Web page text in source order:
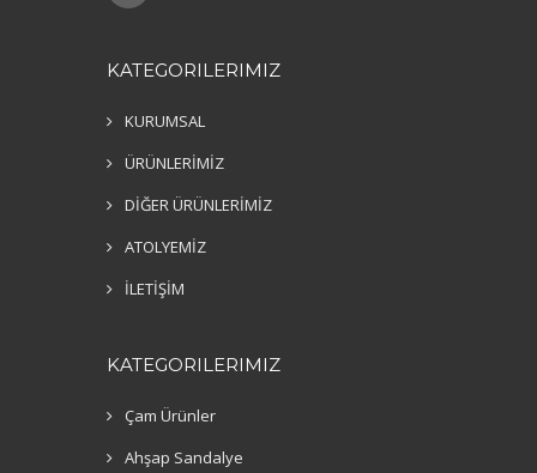
KATEGORILERIMIZ
KURUMSAL
ÜRÜNLERİMİZ
DİĞER ÜRÜNLERİMİZ
ATOLYEMİZ
İLETİŞİM
KATEGORILERIMIZ
Çam Ürünler
Ahşap Sandalye